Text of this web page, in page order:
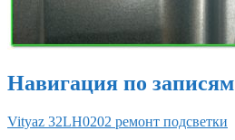
Навигация по записям
Vityaz 32LH0202 ремонт подсветки